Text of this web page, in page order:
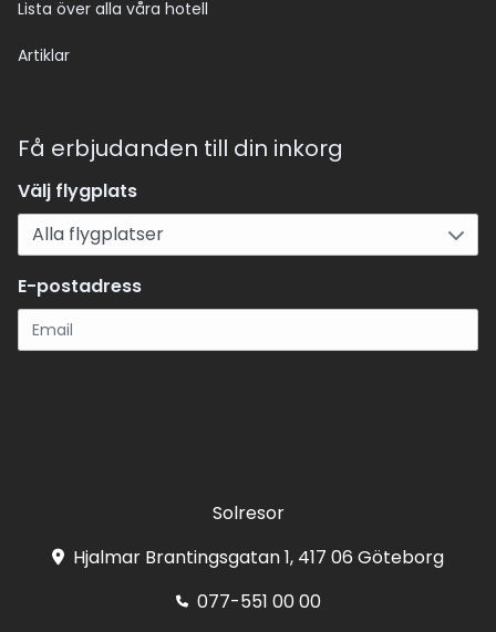
Lista över alla våra hotell
Artiklar
Få erbjudanden till din inkorg
Välj flygplats
E-postadress
Solresor
Hjalmar Brantingsgatan 1, 417 06 Göteborg
077-551 00 00